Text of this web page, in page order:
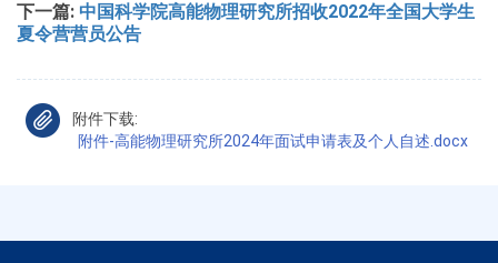
下一篇: 中国科学院高能物理研究所招收2022年全国大学生
夏令营营员公告
附件下载:
附件-高能物理研究所2024年面试申请表及个人自述.docx